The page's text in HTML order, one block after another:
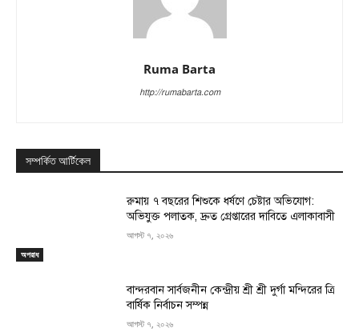
Ruma Barta
http://rumabarta.com
সম্পর্কিত আর্টিকেল
অপরাধ
রুমায় ৭ বছরের শিশুকে ধর্ষণে চেষ্টার অভিযোগ:
অভিযুক্ত পলাতক, দ্রুত গ্রেপ্তারের দাবিতে এলাকাবাসী
আগস্ট ৭, ২০২৬
বান্দরবান সার্বজনীন কেন্দ্রীয় শ্রী শ্রী দুর্গা মন্দিরের ত্রি
বার্ষিক নির্বাচন সম্পন্ন
আগস্ট ৭, ২০২৬